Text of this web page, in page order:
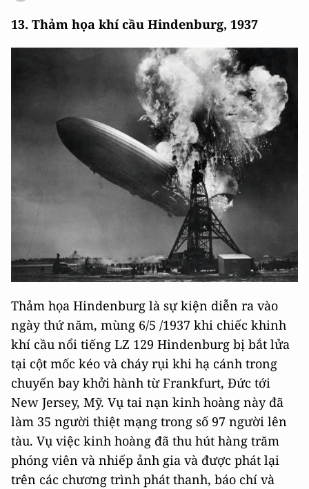
13. Thảm họa khí cầu Hindenburg, 1937
Thảm họa Hindenburg là sự kiện diễn ra vào
ngày thứ năm, mùng 6/5 /1937 khi chiếc khinh
khí cầu nổi tiếng LZ 129 Hindenburg bị bắt lửa
tại cột mốc kéo và cháy rụi khi hạ cánh trong
chuyến bay khởi hành từ Frankfurt, Đức tới
New Jersey, Mỹ. Vụ tai nạn kinh hoàng này đã
làm 35 người thiệt mạng trong số 97 người lên
tàu. Vụ việc kinh hoàng đã thu hút hàng trăm
phóng viên và nhiếp ảnh gia và được phát lại
trên các chương trình phát thanh, báo chí và